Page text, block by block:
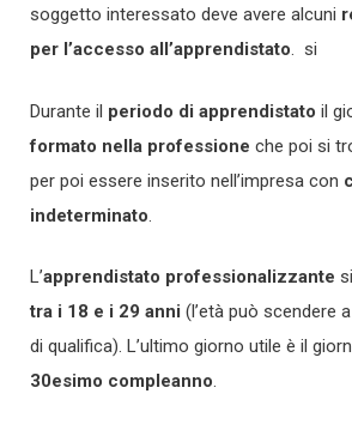
soggetto interessato deve avere alcuni
per l’accesso all’apprendistato. si
Durante il periodo di apprendistato il
formato nella professione che poi si
per poi essere inserito nell’impresa con
indeterminato
L’apprendistato professionalizzante
tra i 18 e i 29 anni (l’età può scendere
di qualifica). L’ultimo giorno utile è il
30esimo compleanno.